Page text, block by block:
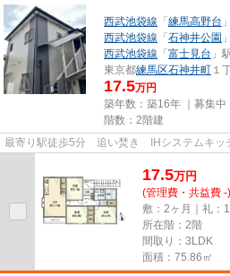
西武池袋線 「 練馬高野台
西武池袋線 「 石神井公園
西武池袋線 「 富士見台 」
東京都練馬区石神井町 １
17.5万円
築年数：築16年 ｜募集中
階数：2階建
最寄り駅徒歩5分 追い焚き IHシステムキッ
17.5万円
(管理費・共益費 -)
敷：2ヶ月｜礼：
所在階：2階
間取り：3LDK
面積：75.86㎡